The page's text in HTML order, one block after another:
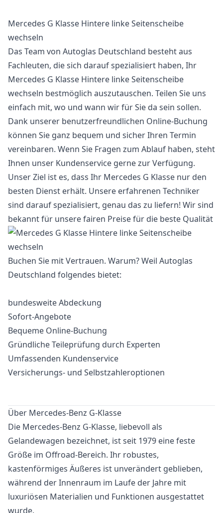
Mercedes G Klasse Hintere linke Seitenscheibe
wechseln
Das Team von Autoglas Deutschland besteht aus
Fachleuten, die sich darauf spezialisiert haben, Ihr
Mercedes G Klasse Hintere linke Seitenscheibe
wechseln bestmöglich auszutauschen. Teilen Sie uns
einfach mit, wo und wann wir für Sie da sein sollen.
Dank unserer benutzerfreundlichen Online-Buchung
können Sie ganz bequem und sicher Ihren Termin
vereinbaren. Wenn Sie Fragen zum Ablauf haben, steht
Ihnen unser Kundenservice gerne zur Verfügung.
Unser Ziel ist es, dass Ihr Mercedes G Klasse nur den
besten Dienst erhält. Unsere erfahrenen Techniker
sind darauf spezialisiert, genau das zu liefern! Wir sind
bekannt für unsere fairen Preise für die beste Qualität
Buchen Sie mit Vertrauen. Warum? Weil Autoglas
Deutschland folgendes bietet:
bundesweite Abdeckung
Sofort-Angebote
Bequeme Online-Buchung
Gründliche Teileprüfung durch Experten
Umfassenden Kundenservice
Versicherungs- und Selbstzahleroptionen
Über Mercedes-Benz G-Klasse
Die Mercedes-Benz G-Klasse, liebevoll als
Gelandewagen bezeichnet, ist seit 1979 eine feste
Größe im Offroad-Bereich. Ihr robustes,
kastenförmiges Äußeres ist unverändert geblieben,
während der Innenraum im Laufe der Jahre mit
luxuriösen Materialien und Funktionen ausgestattet
wurde.